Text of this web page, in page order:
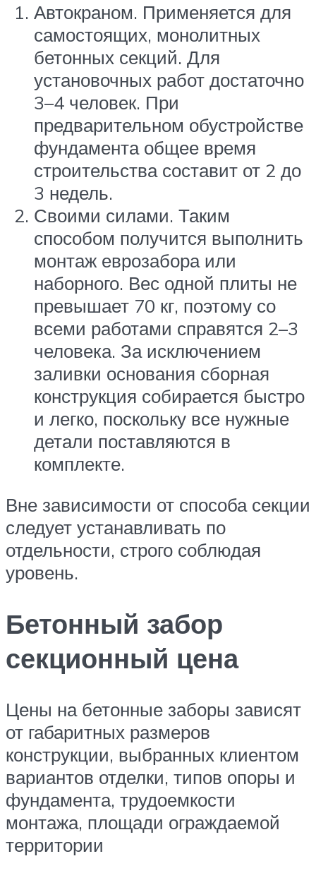
Автокраном. Применяется для
самостоящих, монолитных
бетонных секций. Для
установочных работ достаточно
3–4 человек. При
предварительном обустройстве
фундамента общее время
строительства составит от 2 до
3 недель.
Своими силами. Таким
способом получится выполнить
монтаж еврозабора или
наборного. Вес одной плиты не
превышает 70 кг, поэтому со
всеми работами справятся 2–3
человека. За исключением
заливки основания сборная
конструкция собирается быстро
и легко, поскольку все нужные
детали поставляются в
комплекте.
Вне зависимости от способа секции
следует устанавливать по
отдельности, строго соблюдая
уровень.
Бетонный забор
секционный цена
Цены на бетонные заборы зависят
от габаритных размеров
конструкции, выбранных клиентом
вариантов отделки, типов опоры и
фундамента, трудоемкости
монтажа, площади ограждаемой
территории